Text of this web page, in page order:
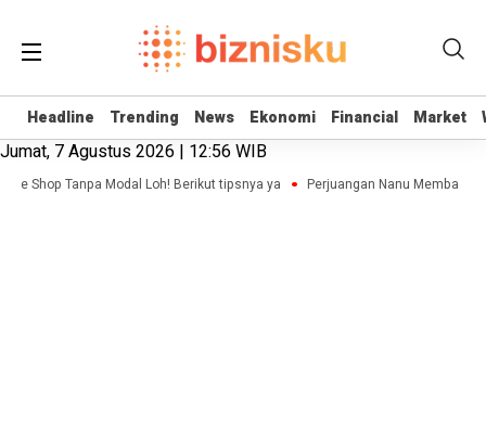
Headline Trending News Ekonomi Financial Market
Headline Trending News Ekonomi Financial Market
Jumat, 7 Agustus 2026 | 12:56 WIB
Shop Tanpa Modal Loh! Berikut tipsnya ya Perjuangan Nanu